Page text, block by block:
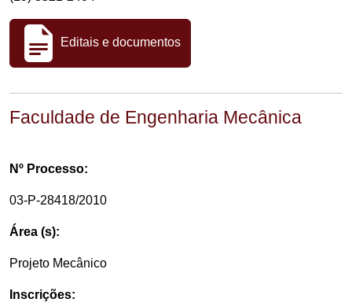
Editais e documentos
Faculdade de Engenharia Mecânica
Nº Processo:
03-P-28418/2010
Área (s):
Projeto Mecânico
Inscrições: